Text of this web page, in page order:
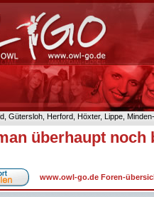
Gütersloh, Herford, Höxter, Lippe,
überhaupt noch
www.owl-go.de Foren-